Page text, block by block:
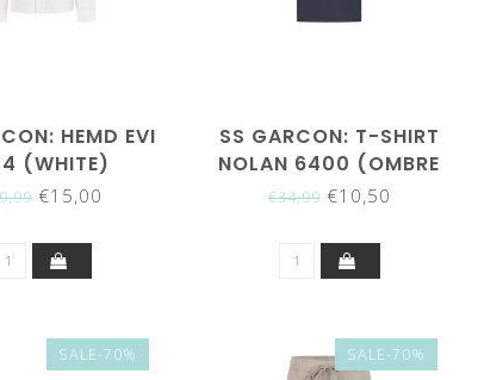
HEMD EVI
(WHITE)
€15,00
SS GARCON: T-SHIRT
NOLAN 6400 (OMBRE
BLUE)
€34,99€10,50
SALE-70% SALE-70%